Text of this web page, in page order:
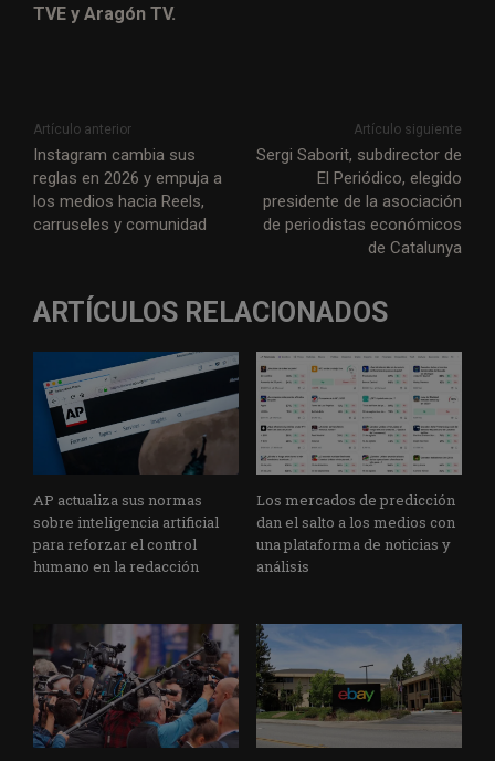
TVE y Aragón TV.
Artículo anterior
Instagram cambia sus
reglas en 2026 y empuja a
los medios hacia Reels,
carruseles y comunidad
Artículo siguiente
Sergi Saborit, subdirector de
El Periódico, elegido
presidente de la asociación
de periodistas económicos
de Catalunya
ARTÍCULOS RELACIONADOS
AP actualiza sus normas
sobre inteligencia artificial
para reforzar el control
humano en la redacción
Los mercados de predicción
dan el salto a los medios con
una plataforma de noticias y
análisis